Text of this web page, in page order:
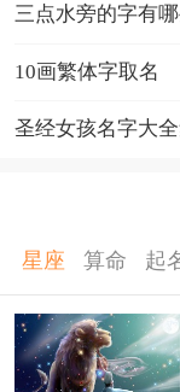
三点水旁的字有
10画繁体字取名
圣经女孩名字大
星座 算命 起